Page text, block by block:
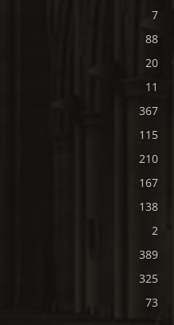
7
88
20
11
367
115
210
167
138
2
389
325
73